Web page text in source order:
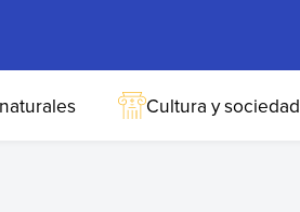
Cultura y sociedad